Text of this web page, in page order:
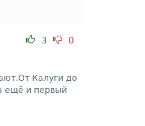
3 0
Калуги до
ещё и первый